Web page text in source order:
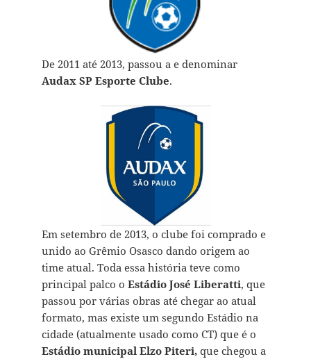
De 2011 até 2013, passou a e denominar
Audax SP Esporte Clube.
Em setembro de 2013, o clube foi comprado e
unido ao Grêmio Osasco dando origem ao
time atual. Toda essa história teve como
principal palco o Estádio José Liberatti, que
passou por várias obras até chegar ao atual
formato, mas existe um segundo Estádio na
cidade (atualmente usado como CT) que é o
Estádio municipal Elzo Piteri,que chegou a